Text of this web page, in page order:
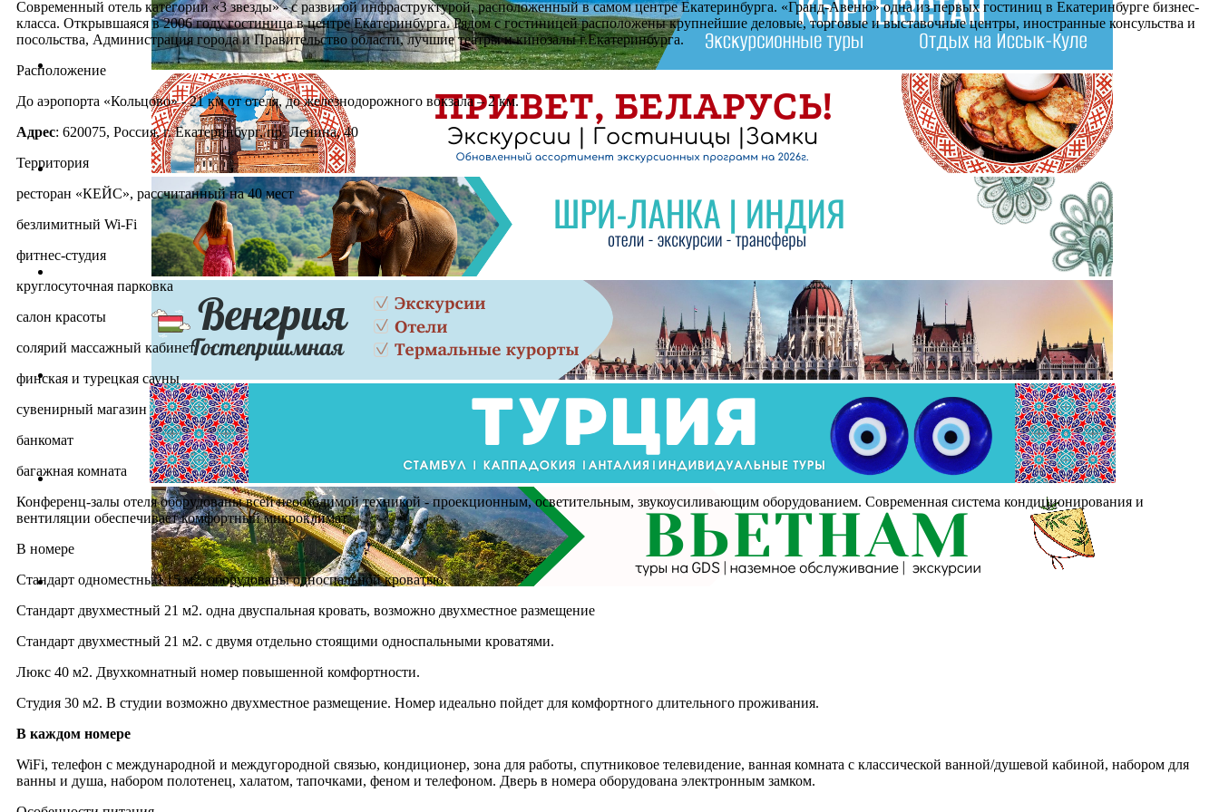
Современный отель категории «3 звезды» - с развитой инфраструктурой, расположенный в самом центре Екатеринбурга. «Гранд-Авеню» одна из первых гостиниц в Екатеринбурге бизнес-
класса. Открывшаяся в 2006 году гостиница в центре Екатеринбурга. Рядом с гостиницей расположены крупнейшие деловые, торговые и выставочные центры, иностранные консульства и
посольства, Администрация города и Правительство области, лучшие театры и кинозалы г.Екатеринбурга.
Расположение
До аэропорта «Кольцово» - 21 км от отеля, до железнодорожного вокзала – 2 км.
Адрес: 620075, Россия, г. Екатеринбург, пр. Ленина, 40
Территория
ресторан «КЕЙС», рассчитанный на 40 мест
безлимитный Wi-Fi
фитнес-студия
круглосуточная парковка
салон красоты
солярий массажный кабинет
финская и турецкая сауны
сувенирный магазин
банкомат
багажная комната
Конференц-залы отеля оборудованы всей необходимой техникой - проекционным, осветительным, звукоусиливающим оборудованием. Современная система кондиционирования и
вентиляции обеспечивает комфортный микроклимат.
В номере
Стандарт одноместный 15 м2, оборудованы односпальной кроватью.
Стандарт двухместный 21 м2. одна двуспальная кровать, возможно двухместное размещение
Стандарт двухместный 21 м2. с двумя отдельно стоящими односпальными кроватями.
Люкс 40 м2. Двухкомнатный номер повышенной комфортности.
Студия 30 м2. В студии возможно двухместное размещение. Номер идеально пойдет для комфортного длительного проживания.
В каждом номере
WiFi, телефон с международной и междугородной связью, кондиционер, зона для работы, спутниковое телевидение, ванная комната с классической ванной/душевой кабиной, набором для
ванны и душа, набором полотенец, халатом, тапочками, феном и телефоном. Дверь в номера оборудована электронным замком.